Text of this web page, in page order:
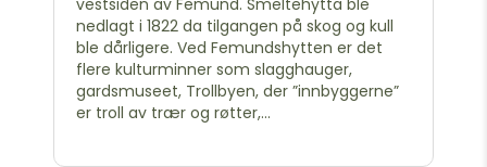
vestsiden av Femund. Smeltehytta ble
nedlagt i 1822 da tilgangen på skog og kull
ble dårligere. Ved Femundshytten er det
flere kulturminner som slagghauger,
gardsmuseet, Trollbyen, der ”innbyggerne”
er troll av trær og røtter,...